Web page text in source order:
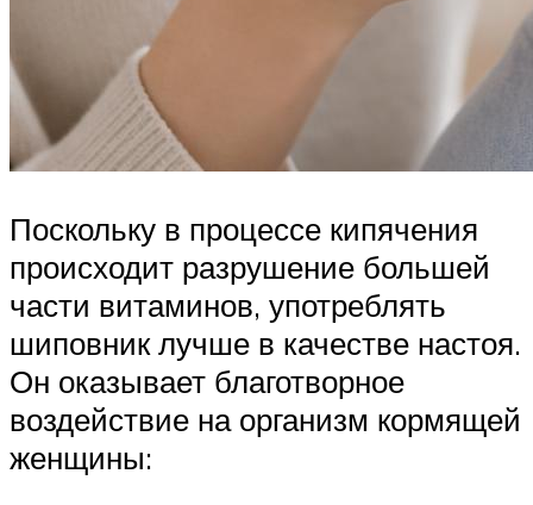
Поскольку в процессе кипячения
происходит разрушение большей
части витаминов, употреблять
шиповник лучше в качестве настоя.
Он оказывает благотворное
воздействие на организм кормящей
женщины: